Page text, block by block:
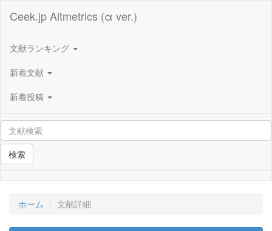
Ceek.jp Altmetrics (α ver.)
文献ランキング
新着文献
新着投稿
検索
ホーム 文献詳細